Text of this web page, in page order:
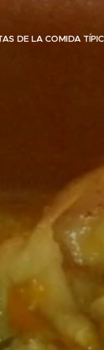
DE LA COMIDA